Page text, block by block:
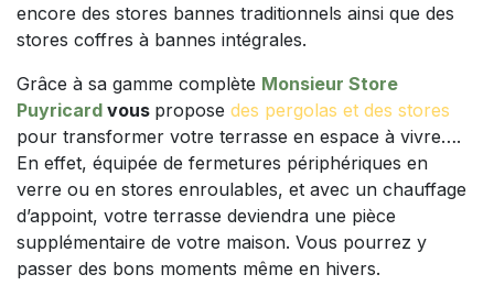
encore des stores bannes traditionnels ainsi que des
stores coffres à bannes intégrales.
Grâce à sa gamme complète Monsieur Store
Puyricard vous propose des pergolas et des stores
pour transformer votre terrasse en espace à vivre….
En effet, équipée de fermetures périphériques en
verre ou en stores enroulables, et avec un chauffage
d’appoint, votre terrasse deviendra une pièce
supplémentaire de votre maison. Vous pourrez y
passer des bons moments même en hivers.